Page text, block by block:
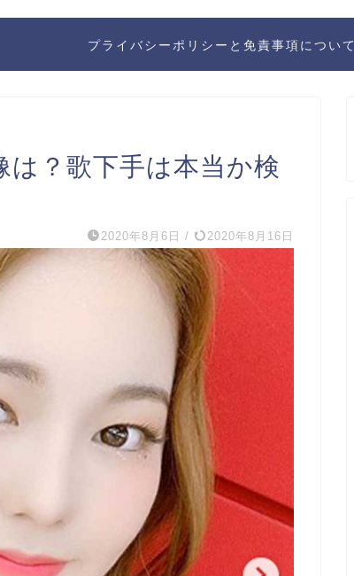
プライバシーポリシーと免責事項について
？歌下手は本当か検
2020年8月6日 / 2020年8月16日